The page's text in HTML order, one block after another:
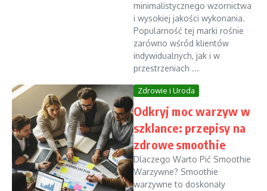
minimalistycznego wzornictwa
i wysokiej jakości wykonania.
Popularność tej marki rośnie
zarówno wśród klientów
indywidualnych, jak i w
przestrzeniach ...
Zdrowie i Uroda
Odkryj moc warzyw w
szklance: przepisy na
zdrowe smoothie
Dlaczego Warto Pić Smoothie
Warzywne? Smoothie
warzywne to doskonały